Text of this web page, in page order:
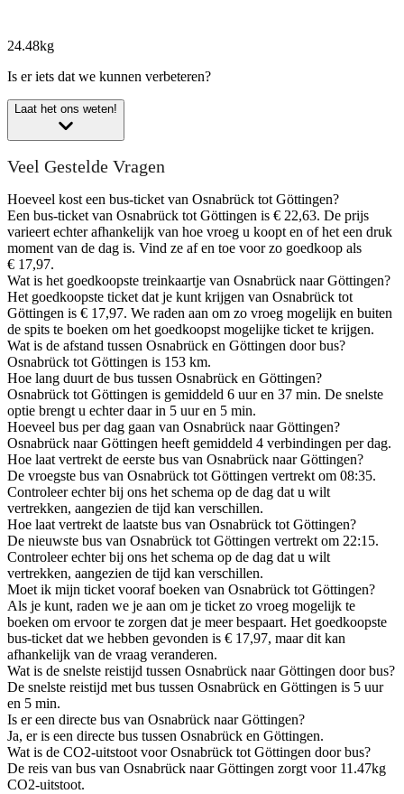
24.48kg
Is er iets dat we kunnen verbeteren?
Laat het ons weten!
Veel Gestelde Vragen
Hoeveel kost een bus-ticket van Osnabrück tot Göttingen?
Een bus-ticket van Osnabrück tot Göttingen is € 22,63. De prijs
varieert echter afhankelijk van hoe vroeg u koopt en of het een druk
moment van de dag is. Vind ze af en toe voor zo goedkoop als
€ 17,97.
Wat is het goedkoopste treinkaartje van Osnabrück naar Göttingen?
Het goedkoopste ticket dat je kunt krijgen van Osnabrück tot
Göttingen is € 17,97. We raden aan om zo vroeg mogelijk en buiten
de spits te boeken om het goedkoopst mogelijke ticket te krijgen.
Wat is de afstand tussen Osnabrück en Göttingen door bus?
Osnabrück tot Göttingen is 153 km.
Hoe lang duurt de bus tussen Osnabrück en Göttingen?
Osnabrück tot Göttingen is gemiddeld 6 uur en 37 min. De snelste
optie brengt u echter daar in 5 uur en 5 min.
Hoeveel bus per dag gaan van Osnabrück naar Göttingen?
Osnabrück naar Göttingen heeft gemiddeld 4 verbindingen per dag.
Hoe laat vertrekt de eerste bus van Osnabrück naar Göttingen?
De vroegste bus van Osnabrück tot Göttingen vertrekt om 08:35.
Controleer echter bij ons het schema op de dag dat u wilt
vertrekken, aangezien de tijd kan verschillen.
Hoe laat vertrekt de laatste bus van Osnabrück tot Göttingen?
De nieuwste bus van Osnabrück tot Göttingen vertrekt om 22:15.
Controleer echter bij ons het schema op de dag dat u wilt
vertrekken, aangezien de tijd kan verschillen.
Moet ik mijn ticket vooraf boeken van Osnabrück tot Göttingen?
Als je kunt, raden we je aan om je ticket zo vroeg mogelijk te
boeken om ervoor te zorgen dat je meer bespaart. Het goedkoopste
bus-ticket dat we hebben gevonden is € 17,97, maar dit kan
afhankelijk van de vraag veranderen.
Wat is de snelste reistijd tussen Osnabrück naar Göttingen door bus?
De snelste reistijd met bus tussen Osnabrück en Göttingen is 5 uur
en 5 min.
Is er een directe bus van Osnabrück naar Göttingen?
Ja, er is een directe bus tussen Osnabrück en Göttingen.
Wat is de CO2-uitstoot voor Osnabrück tot Göttingen door bus?
De reis van bus van Osnabrück naar Göttingen zorgt voor 11.47kg
CO2-uitstoot.